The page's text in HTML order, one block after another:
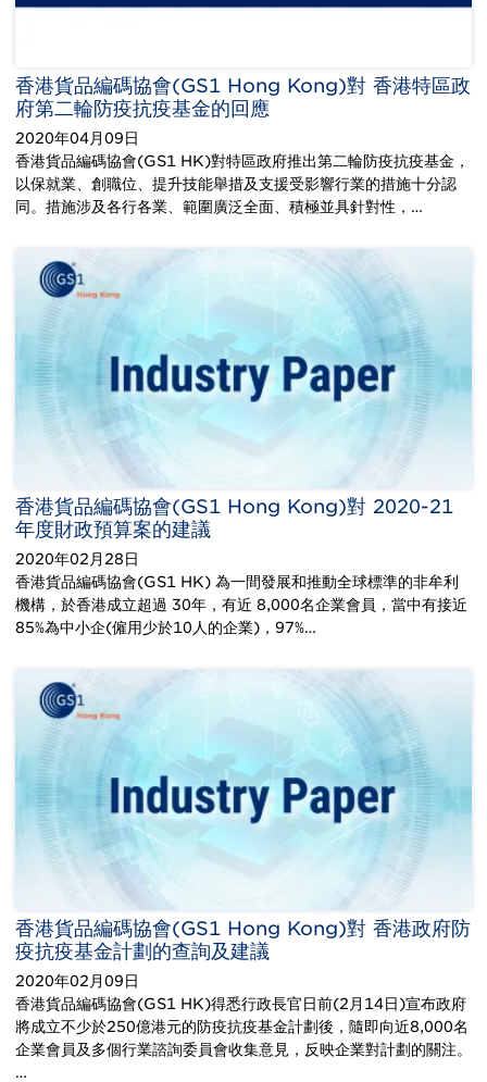
香港貨品編碼協會(GS1 Hong Kong)對 香港特區政
府第二輪防疫抗疫基金的回應
2020年04月09日
香港貨品編碼協會(GS1 HK)對特區政府推出第二輪防疫抗疫基金，
以保就業、創職位、提升技能舉措及支援受影響行業的措施十分認
同。措施涉及各行各業、範圍廣泛全面、積極並具針對性，…
香港貨品編碼協會(GS1 Hong Kong)對 2020-21
年度財政預算案的建議
2020年02月28日
香港貨品編碼協會(GS1 HK) 為一間發展和推動全球標準的非牟利
機構，於香港成立超過 30年，有近 8,000名企業會員，當中有接近
85%為中小企(僱用少於10人的企業)，97%…
香港貨品編碼協會(GS1 Hong Kong)對 香港政府防
疫抗疫基金計劃的查詢及建議
2020年02月09日
香港貨品編碼協會(GS1 HK)得悉行政長官日前(2月14日)宣布政府
將成立不少於250億港元的防疫抗疫基金計劃後，隨即向近8,000名
企業會員及多個行業諮詢委員會收集意見，反映企業對計劃的關注。
…